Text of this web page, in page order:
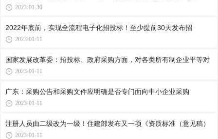
2023-01-30
2022年底前，实现全流程电子化招投标！至少提前30天发布招
2023-01-11
国家发展改革委：招投标、政府采购方面，对各类所有制企业平等对
2023-01-11
广东：采购公告和采购文件应明确是否专门面向中小企业采购
2023-01-11
注册人员由二级改为一级！住建部发布又一项《资质标准（意见稿）
2023-01-11